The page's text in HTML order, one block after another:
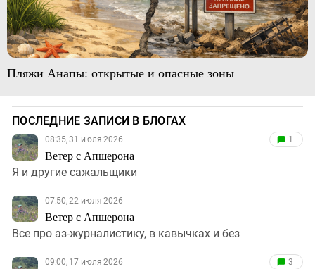
Пляжи Анапы: открытые и опасные зоны
ПОСЛЕДНИЕ ЗАПИСИ В БЛОГАХ
08:35, 31 июля 2026
Ветер с Апшерона
1
Я и другие сажальщики
07:50, 22 июля 2026
Ветер с Апшерона
Все про аз-журналистику, в кавычках и без
09:00, 17 июля 2026 3